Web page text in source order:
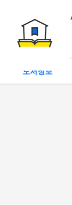
book/
대여
도서정보